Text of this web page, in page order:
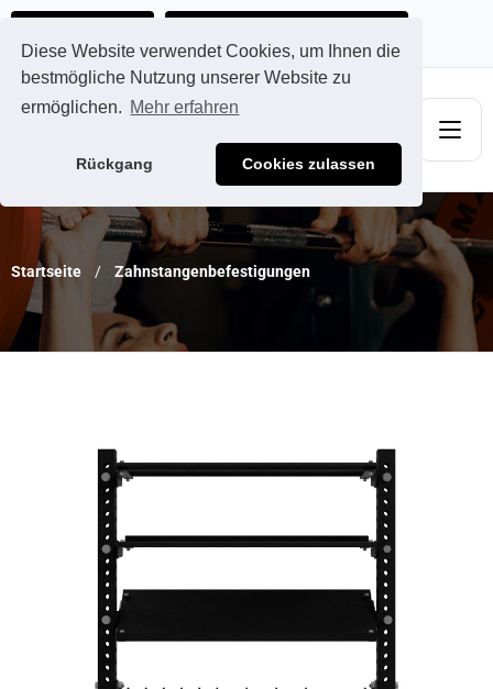
Diese Website verwendet Cookies, um Ihnen die
bestmögliche Nutzung unserer Website zu
ermöglichen. Mehr erfahren
Rückgang Cookies zulassen
Startseite Zahnstangenbefestigungen